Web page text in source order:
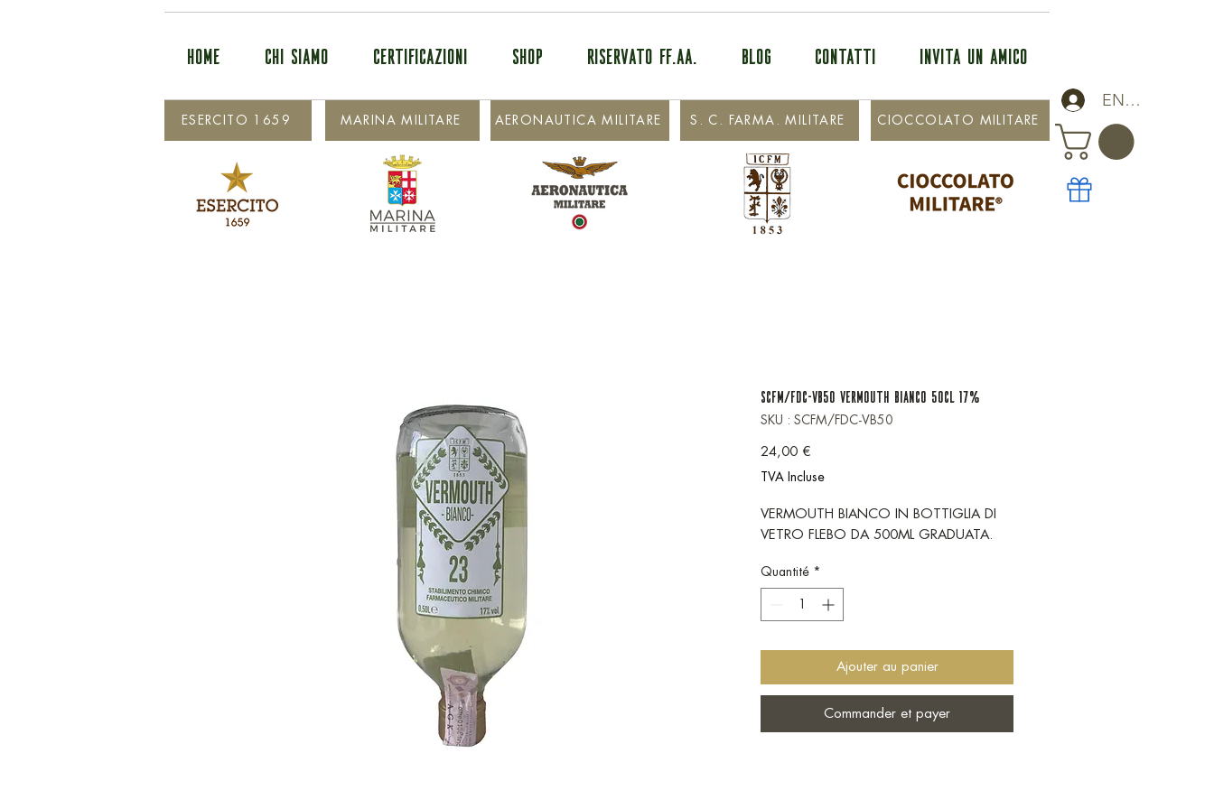
HOME CHI SIAMO CERTIFICAZIONI SHOP RISERVATO FF.AA. BLOG CONTATTI INVITA UN AMICO
CIOCCOLATO MILITARE
S. C. FARMA. MILITARE
ESERCITO 1659
ENTRA
AERONAUTICA MILITARE
MARINA MILITARE
SCFM/FDC-VB50 VERMOUTH BIANCO 50cl 17%
SKU : SCFM/FDC-VB50
24,00 €
TVA Incluse
VERMOUTH BIANCO IN BOTTIGLIA DI
VETRO FLEBO DA 500ML GRADUATA.
Quantité *
Ajouter au panier
Commander et payer